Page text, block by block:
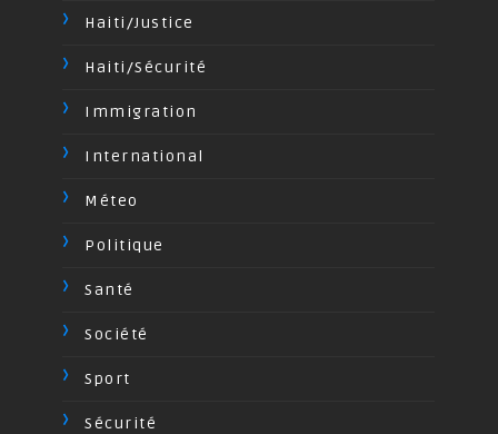
Haiti/Justice
Haiti/Sécurité
Immigration
International
Méteo
Politique
Santé
Société
Sport
Sécurité